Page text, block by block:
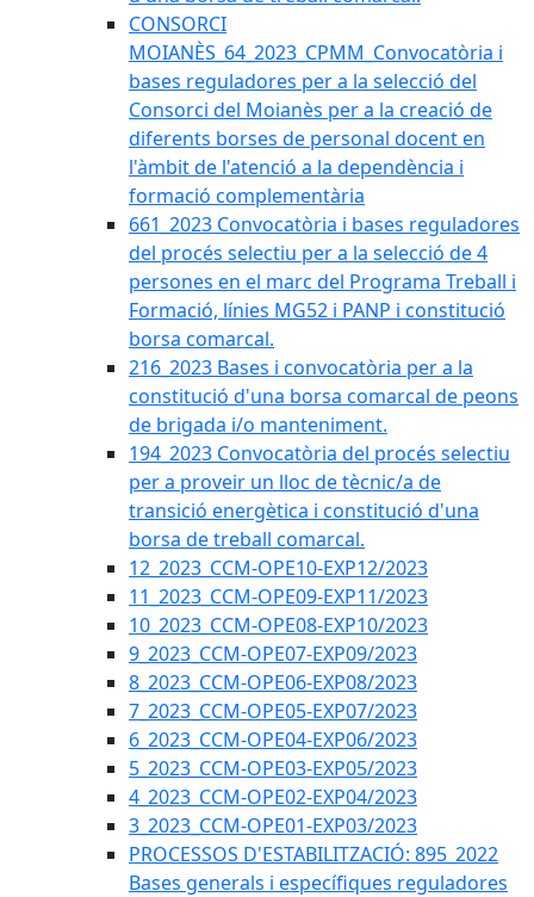
CONSORCI
MOIANÈS_64_2023_CPMM_Convocatòria i
bases reguladores per a la selecció del
Consorci del Moianès per a la creació de
diferents borses de personal docent en
l'àmbit de l'atenció a la dependència i
formació complementària
661_2023 Convocatòria i bases reguladores
del procés selectiu per a la selecció de 4
persones en el marc del Programa Treball i
Formació, línies MG52 i PANP i constitució
borsa comarcal.
216_2023 Bases i convocatòria per a la
constitució d'una borsa comarcal de peons
de brigada i/o manteniment.
194_2023 Convocatòria del procés selectiu
per a proveir un lloc de tècnic/a de
transició energètica i constitució d'una
borsa de treball comarcal.
12_2023_CCM-OPE10-EXP12/2023
11_2023_CCM-OPE09-EXP11/2023
10_2023_CCM-OPE08-EXP10/2023
9_2023_CCM-OPE07-EXP09/2023
8_2023_CCM-OPE06-EXP08/2023
7_2023_CCM-OPE05-EXP07/2023
6_2023_CCM-OPE04-EXP06/2023
5_2023_CCM-OPE03-EXP05/2023
4_2023_CCM-OPE02-EXP04/2023
3_2023_CCM-OPE01-EXP03/2023
PROCESSOS D'ESTABILITZACIÓ: 895_2022
Bases generals i específiques reguladores